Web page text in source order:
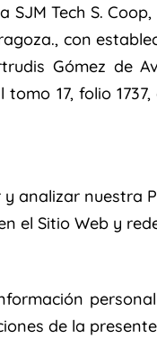
Tech S.
con
Gómez de
17, folio
analizar nuestra
el Sitio Web y
de la